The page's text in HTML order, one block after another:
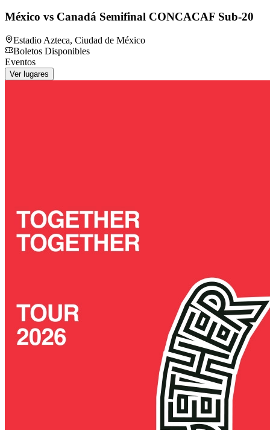
México vs Canadá Semifinal CONCACAF Sub-20
Estadio Azteca, Ciudad de México
Boletos Disponibles
Eventos
Ver lugares